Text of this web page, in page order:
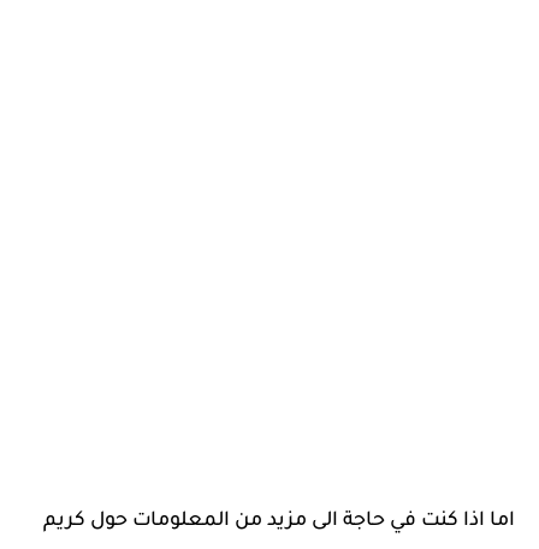
اما اذا كنت في حاجة الى مزيد من المعلومات حول كريم